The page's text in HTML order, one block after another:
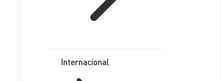
Internacional
Ampliación de plazos de garantía
Incremento del plazo de inversión